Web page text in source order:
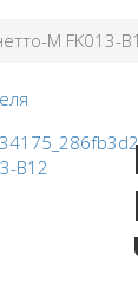
M FK013-